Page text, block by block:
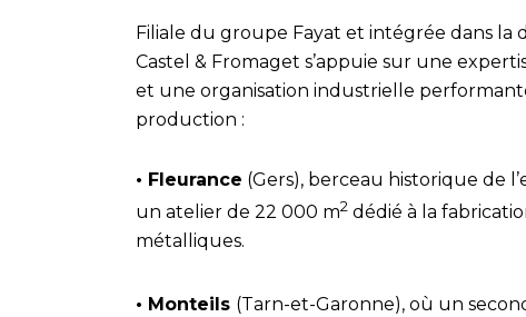
Filiale du groupe Fayat et intégrée dans la
Castel & Fromaget s’appuie sur une
et une organisation industrielle
production :
• Fleurance (Gers), berceau historique de
un atelier de 22 000 m2 dédié à la
métalliques.
• Monteils (Tarn-et-Garonne), où un